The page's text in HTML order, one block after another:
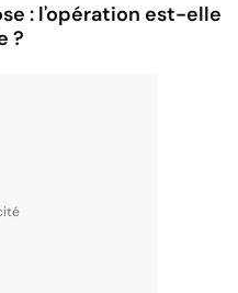
: l'opération est-elle
?